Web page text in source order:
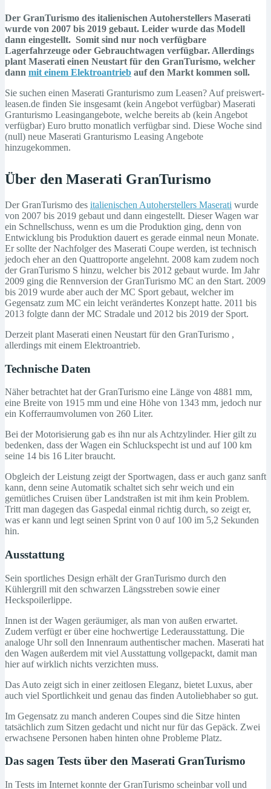
Der GranTurismo des italienischen Autoherstellers Maserati
wurde von 2007 bis 2019 gebaut. Leider wurde das Modell
dann eingestellt. Somit sind nur noch verfügbare
Lagerfahrzeuge oder Gebrauchtwagen verfügbar. Allerdings
plant Maserati einen Neustart für den GranTurismo, welcher
dann mit einem Elektroantrieb auf den Markt kommen soll.
Sie suchen einen Maserati Granturismo zum Leasen? Auf preiswert-
leasen.de finden Sie insgesamt (kein Angebot verfügbar) Maserati
Granturismo Leasingangebote, welche bereits ab (kein Angebot
verfügbar) Euro brutto monatlich verfügbar sind. Diese Woche sind
(null) neue Maserati Granturismo Leasing Angebote
hinzugekommen.
Über den Maserati GranTurismo
Der GranTurismo des italienischen Autoherstellers Maserati wurde
von 2007 bis 2019 gebaut und dann eingestellt. Dieser Wagen war
ein Schnellschuss, wenn es um die Produktion ging, denn von
Entwicklung bis Produktion dauert es gerade einmal neun Monate.
Er sollte der Nachfolger des Maserati Coupe werden, ist technisch
jedoch eher an den Quattroporte angelehnt. 2008 kam zudem noch
der GranTurismo S hinzu, welcher bis 2012 gebaut wurde. Im Jahr
2009 ging die Rennversion der GranTurismo MC an den Start. 2009
bis 2019 wurde aber auch der MC Sport gebaut, welcher im
Gegensatz zum MC ein leicht verändertes Konzept hatte. 2011 bis
2013 folgte dann der MC Stradale und 2012 bis 2019 der Sport.
Derzeit plant Maserati einen Neustart für den GranTurismo ,
allerdings mit einem Elektroantrieb.
Technische Daten
Näher betrachtet hat der GranTurismo eine Länge von 4881 mm,
eine Breite von 1915 mm und eine Höhe von 1343 mm, jedoch nur
ein Kofferraumvolumen von 260 Liter.
Bei der Motorisierung gab es ihn nur als Achtzylinder. Hier gilt zu
bedenken, dass der Wagen ein Schluckspecht ist und auf 100 km
seine 14 bis 16 Liter braucht.
Obgleich der Leistung zeigt der Sportwagen, dass er auch ganz sanft
kann, denn seine Automatik schaltet sich sehr weich und ein
gemütliches Cruisen über Landstraßen ist mit ihm kein Problem.
Tritt man dagegen das Gaspedal einmal richtig durch, so zeigt er,
was er kann und legt seinen Sprint von 0 auf 100 im 5,2 Sekunden
hin.
Ausstattung
Sein sportliches Design erhält der GranTurismo durch den
Kühlergrill mit den schwarzen Längsstreben sowie einer
Heckspoilerlippe.
Innen ist der Wagen geräumiger, als man von außen erwartet.
Zudem verfügt er über eine hochwertige Lederausstattung. Die
analoge Uhr soll den Innenraum authentischer machen. Maserati hat
den Wagen außerdem mit viel Ausstattung vollgepackt, damit man
hier auf wirklich nichts verzichten muss.
Das Auto zeigt sich in einer zeitlosen Eleganz, bietet Luxus, aber
auch viel Sportlichkeit und genau das finden Autoliebhaber so gut.
Im Gegensatz zu manch anderen Coupes sind die Sitze hinten
tatsächlich zum Sitzen gedacht und nicht nur für das Gepäck. Zwei
erwachsene Personen haben hinten ohne Probleme Platz.
Das sagen Tests über den Maserati GranTurismo
In Tests im Internet konnte der GranTurismo scheinbar voll und